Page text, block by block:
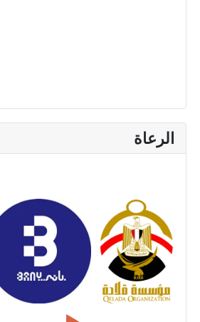
الرعاة